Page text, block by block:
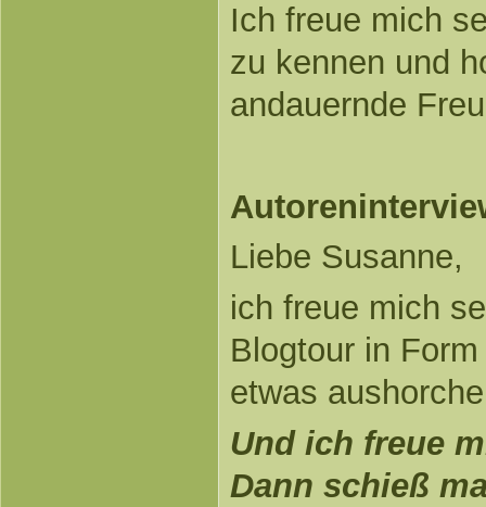
Ich freue mich
zu kennen und
andauernde
Liebe Susanne,
ich freue mich
Blogtour in
etwas
Und ich freue
Dann schieß